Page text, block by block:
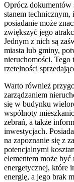
Oprócz dokumentów
stanem
posiadanie może
zwiększyć jego
Jednym z nich są
miasta lub gminy,
nieruchomości. Tego
rzetelności
Warto również
zarządzaniem
się w budynku
wspólnoty
zebrań, a także
inwestycjach.
na zapoznanie się z
potencjalnymi
elementem może
energetycznej, które
energię, a jego brak